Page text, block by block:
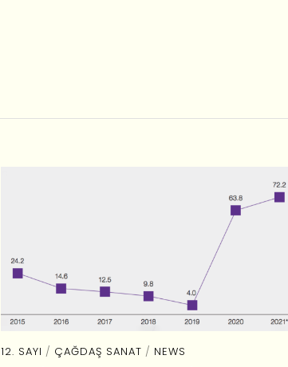
12. SAYI / ÇAĞDAŞ SANAT / NEWS